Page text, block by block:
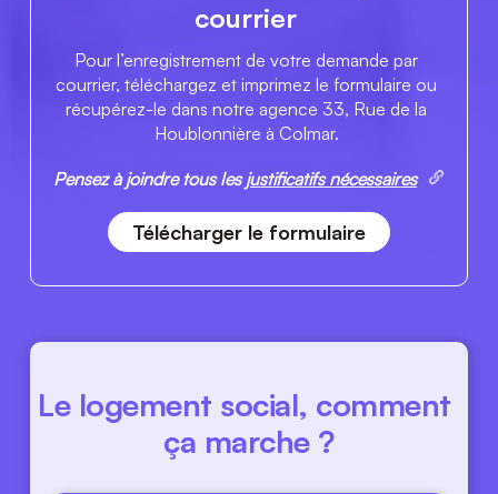
courrier
Pour l’enregistrement de votre demande par
courrier, téléchargez et imprimez le formulaire ou
récupérez-le dans notre agence 33, Rue de la
Houblonnière à Colmar.
Pensez à joindre tous lesjustificatifs nécessaires
Télécharger le formulaire
Le logement social, comment
ça marche ?